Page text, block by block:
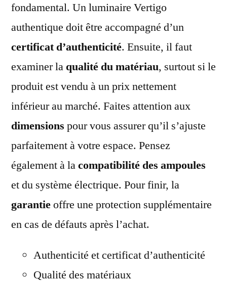
fondamental. Un luminaire Vertigo
authentique doit être accompagné d’un
certificat d’authenticité. Ensuite, il faut
examiner la qualité du matériau, surtout si le
produit est vendu à un prix nettement
inférieur au marché. Faites attention aux
dimensions pour vous assurer qu’il s’ajuste
parfaitement à votre espace. Pensez
également à lacompatibilité des ampoules
et du système électrique. Pour finir, la
garantieoffre une protection supplémentaire
en cas de défauts après l’achat.
Authenticité et certificat d’authenticité
Qualité des matériaux